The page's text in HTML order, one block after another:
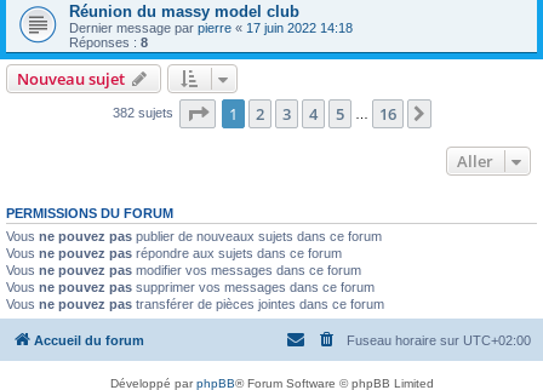
Réunion du massy model club
Dernier message par pierre « 17 juin 2022 14:18
Réponses : 8
Nouveau sujet
382 sujets Page 1sur16
1 2 3 4 5 16
Aller
PERMISSIONS DU FORUM
Vous ne pouvez pas publier de nouveaux sujets dans ce forum
Vous ne pouvez pas répondre aux sujets dans ce forum
Vous ne pouvez pas modifier vos messages dans ce forum
Vous ne pouvez pas supprimer vos messages dans ce forum
Vous ne pouvez pas transférer de pièces jointes dans ce forum
Accueil du forum Fuseau horaire sur UTC+02:00
Développé parphpBB® Forum Software © phpBB Limited